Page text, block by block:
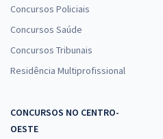
Concursos Policiais
Concursos Saúde
Concursos Tribunais
Residência Multiprofissional
CONCURSOS NO CENTRO-
OESTE